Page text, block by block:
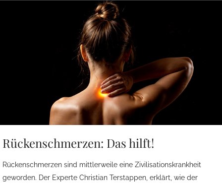
Rückenschmerzen: Das hilft!
Rückenschmerzen sind mittlerweile eine Zivilisationskrankheit
geworden. Der Experte Christian Terstappen, erklärt, wie der